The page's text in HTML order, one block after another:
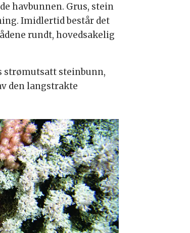
havbunnen. Grus, stein
Imidlertid består det
rundt, hovedsakelig
strømutsatt steinbunn,
den langstrakte